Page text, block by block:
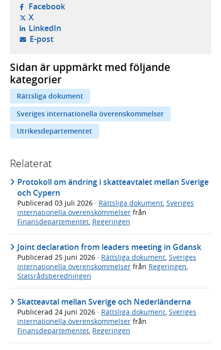
Facebook- öppnas i ny flik, extern webbplats,
X- öppnas i ny flik, extern webbplats,
LinkedIn- öppnas i ny flik, extern webbplats,
E-post- öppnar din e-postklient,
Sidan är uppmärkt med följande
kategorier
Rättsliga dokument
Sveriges internationella överenskommelser
Utrikesdepartementet
Relaterat
Protokoll om ändring i skatteavtalet mellan Sverige
och Cypern
Publicerad 03 juli 2026 · Rättsliga dokument Sveriges
internationella överenskommelser från
Finansdepartementet Regeringen
Joint declaration from leaders meeting in Gdansk
Publicerad 25 juni 2026 · Rättsliga dokument, Sveriges
internationella överenskommelser från Regeringen,
Statsrådsberedningen
Skatteavtal mellan Sverige och Nederländerna
Publicerad 24 juni 2026 · Rättsliga dokument, Sveriges
internationella överenskommelser från
Finansdepartementet, Regeringen